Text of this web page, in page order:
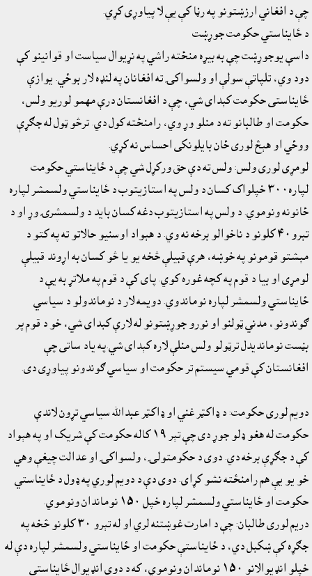
چې د افغاني ارزښتونو په رڼا کې يې لا پياوړى کړي.
د ځايناستي حکومت جوړښت
داسې يوجوړښت چې به بيړه منځته راشي په نړيوال سياست او قوانينو کې
دود وي، تلپاتې سولې او ولسواکۍ ته افغانان په لنډه لار بوځي. يوازې
ځايناستى حکومت کېداى شي، چې د افغانستان درې مهمو لوريو ولس،
حکومت او طالبانو ته د منلو وړ وي، رامنځته کول دي. ترڅو ټول له جګړې
ووځي او هېڅ لورى ځان بايلونکى احساس نه کړي.
لومړى لورى ولس: ولس ته دې حق ورکړل شي چې د ځايناستي حکومت
لپاره٣٠٠ خپلواک کسان د ولس په استازيتوب د ځايناستي ولسمشر لپاره
ځانونه ونوموي. د ولس په استازيتوب دغه کسان بايد د ولسمشرۍ وړ او د
تېرو٤٠ کلونو د ناخوالو برخه نه وي. د هېواد اوسنيو حالاتو ته په کتو د
مېشتو قومونو په خوښه، هرې قبيلې څخه يو يا څو کسان به اړوند قبيلې
لومړى او بيا د قوم په کچه غوره کوي. پاى کې د قوم په ملاتړ به يې د
ځاىناستي ولسمشر لپاره نوماندوي. دويمه لار د نوماندولو د سياسي
ګوندونو، مدني ټولنو او نورو جوړښتونو له لارې کېداى شي، خو د قوم پر
بڼست نومانديدل ترټولو ولس منلې لاره کېداى شي.په ياد ساتى چې
افغانستان کې قومي سيستم تر حکومت او سياسي ګوندونو پياوړى دى.
دويم لورى حکومت: د ډاکټر غني او ډاکټر عبدالله سياسي تړون لاندې
حکومت له هغو ډلو جوړ دى چې تېر ١٩ کاله حکومت کې شريک او په هېواد
کې د جګړې برخه دي. دوى د حکومتولۍ، ولسواکۍ او عدالت چيغې وهي
خو يو يې هم رامنځته نشو کړاى. دوى دې د دويم لوري په ډول د ځايناستي
حکومت او ځايناستي ولسمشر لپاره خپل ١٥٠ نوماندان ونوموي.
دريم لورى طالبان: چې د امارت غوښتنه لري او له تېرو ٣٠ کلونو څخه په
جګړه کې ښکېل دي، د ځايناستې حکومت او ځايناستي ولسمشر لپاره دې له
خپلو انډيوالانو ١٥٠ نوماندان ونوموي، که د دوى انډيوال ځايناستې